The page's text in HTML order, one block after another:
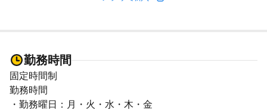
勤務時間
固定時間制
勤務時間
・勤務曜日：月・火・水・木・金